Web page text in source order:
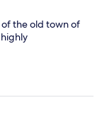
the old town of